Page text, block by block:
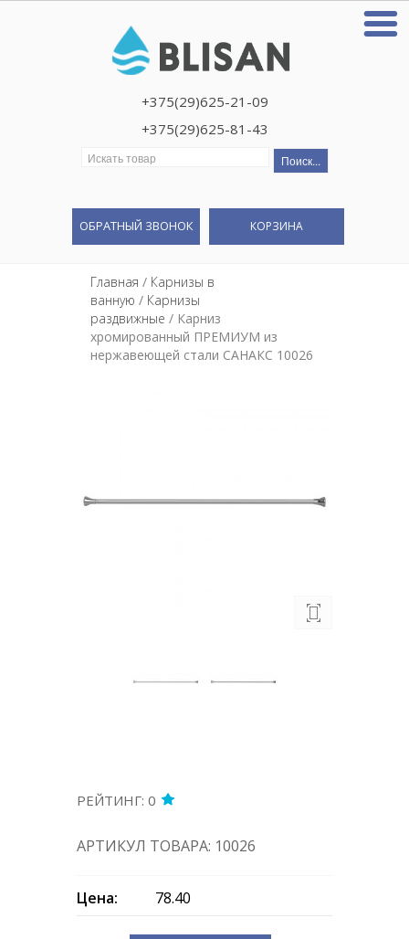
+375(29)625-21-09
+375(29)625-81-43
Искать:
ОБРАТНЫЙ ЗВОНОК КОРЗИНА
Главная / Карнизы в
ванную / Карнизы
раздвижные / Карниз
хромированный ПРЕМИУМ из
нержавеющей стали САНАКС 10026
РЕЙТИНГ: 0
АРТИКУЛ ТОВАРА: 10026
Цена: 78.40